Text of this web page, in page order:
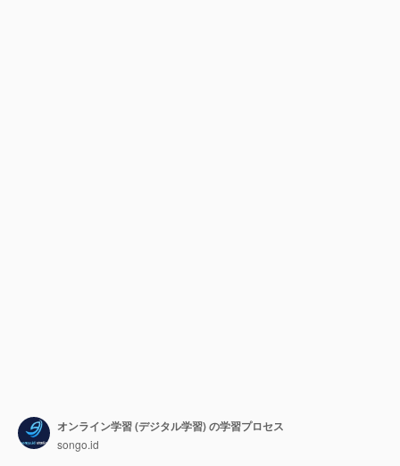
オンライン学習 (デジタル学習) の学習プロセス
songo.id